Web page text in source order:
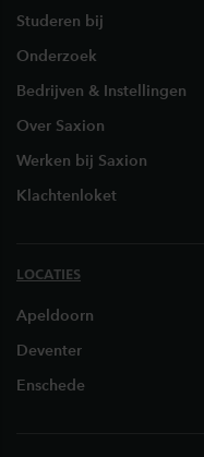
Studeren bij
Onderzoek
Bedrijven & Instellingen
Over Saxion
Werken bij Saxion
Klachtenloket
LOCATIES
Apeldoorn
Deventer
Enschede